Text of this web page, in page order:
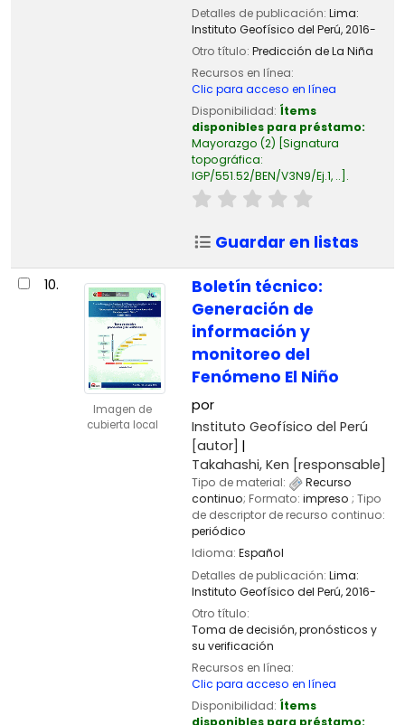
Detalles de publicación: Lima:
Instituto Geofísico del Perú,2016-
Otro título: Predicción de La Niña
Recursos en línea:
Clic para acceso en línea
Disponibilidad: Ítems
disponibles para préstamo:
Mayorazgo (2) Signatura
topográfica:
IGP/551.52/BEN/V3N9/Ej.1, .. .
Guardar en listas
10.
Imagen de
cubierta local
Boletín técnico:
Generación de
información y
monitoreo del
Fenómeno El Niño
por
Instituto Geofísico del Perú
[autor]
Takahashi, Ken [responsable]
Tipo de material:
Recurso
continuo; Formato: impreso ; Tipo
de descriptor de recurso continuo:
periódico
Idioma: Español
Detalles de publicación: Lima:
Instituto Geofísico del Perú,2016-
Otro título:
Toma de decisión, pronósticos y
su verificación
Recursos en línea:
Clic para acceso en línea
Disponibilidad: Ítems
disponibles para préstamo: